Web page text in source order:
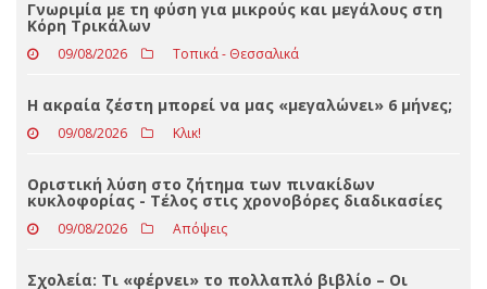
Μεταγραφικός «πυρετός» στο ΠΑΣΟΚ μετά το
καλοκαίρι
09/08/2026 Αιχμηρά
Γνωριμία με τη φύση για μικρούς και μεγάλους στη
Κόρη Τρικάλων
Η ακραία ζέστη μπορεί να μας «μεγαλώνει» 6 μήνες;
09/08/2026 Κλικ!
Οριστική λύση στο ζήτημα των πινακίδων